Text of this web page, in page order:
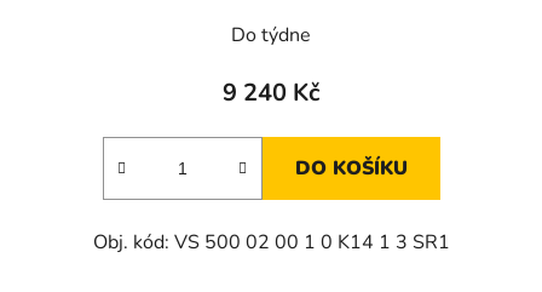
Do týdne
9 240 Kč
DO KOŠÍKU
Obj. kód: VS 500 02 00 1 0 K14 1 3 SR1